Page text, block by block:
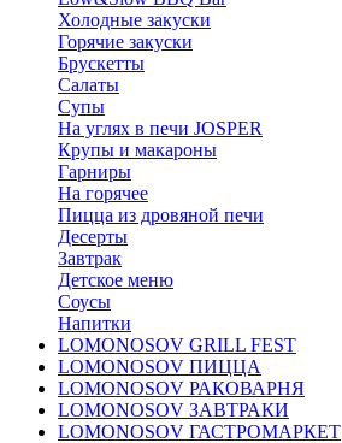
Холодные закуски
Горячие закуски
Брускетты
Салаты
Супы
На углях в печи JOSPER
Крупы и макароны
Гарниры
На горячее
Пицца из дровяной печи
Десерты
Завтрак
Детское меню
Соусы
Напитки
LOMONOSOV GRILL FEST
LOMONOSOV ПИЦЦА
LOMONOSOV РАКОВАРНЯ
LOMONOSOV ЗАВТРАКИ
LOMONOSOV ГАСТРОМАРКЕТ